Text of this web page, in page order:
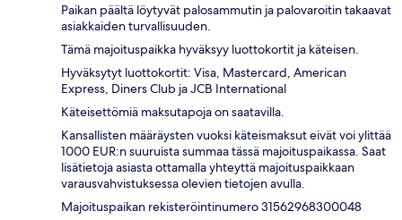
Paikan päältä löytyvät palosammutin ja palovaroitin takaavat
asiakkaiden turvallisuuden.
Tämä majoituspaikka hyväksyy luottokortit ja käteisen.
Hyväksytyt luottokortit: Visa, Mastercard, American
Express, Diners Club ja JCB International
Käteisettömiä maksutapoja on saatavilla.
Kansallisten määräysten vuoksi käteismaksut eivät voi ylittää
1000 EUR:n suuruista summaa tässä majoituspaikassa. Saat
lisätietoja asiasta ottamalla yhteyttä majoituspaikkaan
varausvahvistuksessa olevien tietojen avulla.
Majoituspaikan rekisteröintinumero 31562968300048